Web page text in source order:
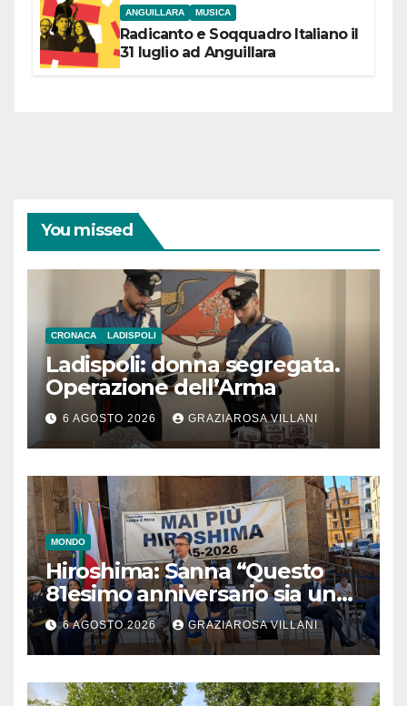
ANGUILLARA MUSICA
Radicanto e Soqquadro Italiano il
31 luglio ad Anguillara
You missed
CRONACA LADISPOLI
Ladispoli: donna segregata.
Operazione dell’Arma
6 AGOSTO 2026 GRAZIAROSA VILLANI
MONDO
Hiroshima: Sanna “Questo
81esimo anniversario sia un
monito per tutti”
6 AGOSTO 2026 GRAZIAROSA VILLANI